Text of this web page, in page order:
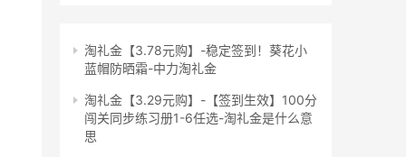
淘礼金【3.78元购】-稳定签到！葵花小
蓝帽防晒霜-中力淘礼金
淘礼金【3.29元购】-【签到生效】100分
闯关同步练习册1-6任选-淘礼金是什么意
思